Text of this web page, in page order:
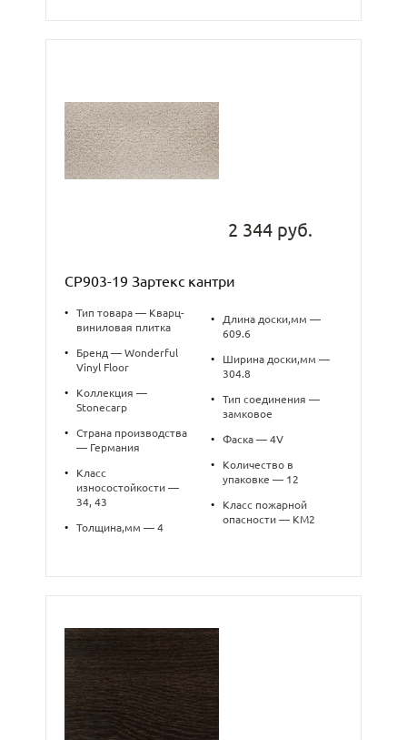
2 344 руб.
CP903-19 Зартекс кантри
•
Тип товара — Кварц-
виниловая плитка
•
Бренд — Wonderful
Vinyl Floor
•
Коллекция —
Stonecarp
•
Страна производства
— Германия
•
Класс
износостойкости —
34, 43
• Толщина,мм — 4
•
Длина доски,мм —
609.6
•
Ширина доски,мм —
304.8
•
Тип соединения —
замковое
• Фаска — 4V
•
Количество в
упаковке — 12
•
Класс пожарной
опасности — КМ2